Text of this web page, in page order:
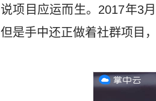
说项目应运而生。2017年3
但是手中还正做着社群项目